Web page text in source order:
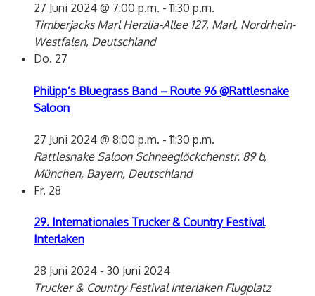
27 Juni 2024 @ 7:00 p.m. -11:30 p.m.
Timberjacks MarlHerzlia-Allee 127, Marl, Nordrhein-
Westfalen, Deutschland
Do. 27
Philipp’s Bluegrass Band – Route 96 @Rattlesnake
Saloon
27 Juni 2024 @ 8:00 p.m. -11:30 p.m.
Rattlesnake Saloon Schneeglöckchenstr. 89 b,
München, Bayern, Deutschland
Fr. 28
29. Internationales Trucker & Country Festival
Interlaken
28 Juni 2024 - 30 Juni 2024
Trucker & Country Festival Interlaken Flugplatz